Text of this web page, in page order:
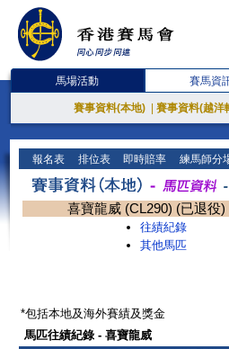
馬場活動 賽馬資
賽事資料(本地) 賽事資料(越洋
報名表 排位表 即時賠率 練馬師分
喜寶龍威 (CL290) (已退役)
往績紀錄
其他馬匹
*包括本地及海外賽績及獎金
馬匹往績紀錄 - 喜寶龍威